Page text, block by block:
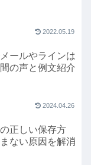
2022.05.19
ールやラインは
の声と例文紹介
2024.04.26
正しい保存方
ない原因を解消